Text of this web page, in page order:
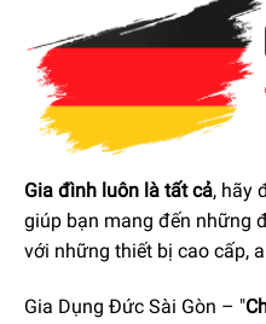
Gia đình luôn là tất cả, hãy
giúp bạn mang đến những
với những thiết bị cao cấp,
Gia Dụng Đức Sài Gòn – "